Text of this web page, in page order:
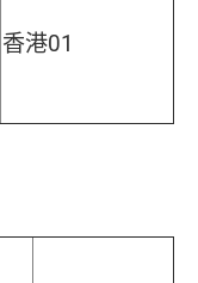
香港01